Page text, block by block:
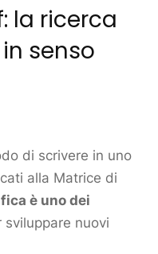
: la ricerca
senso
di scrivere in uno
alla Matrice di
è uno dei
sviluppare nuovi